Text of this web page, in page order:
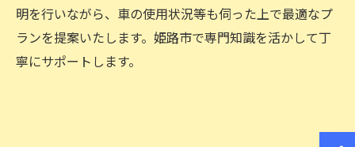
明を行いながら、車の使用状況等も伺った上で最適なプ
ランを提案いたします。姫路市で専門知識を活かして丁
寧にサポートします。